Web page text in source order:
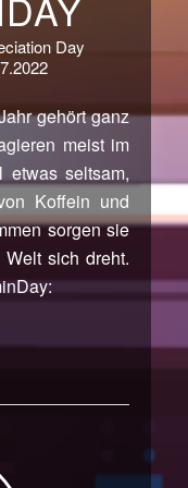
Day
gehört ganz
meist im
etwas seltsam,
Koffein und
sorgen sie
sich dreht.